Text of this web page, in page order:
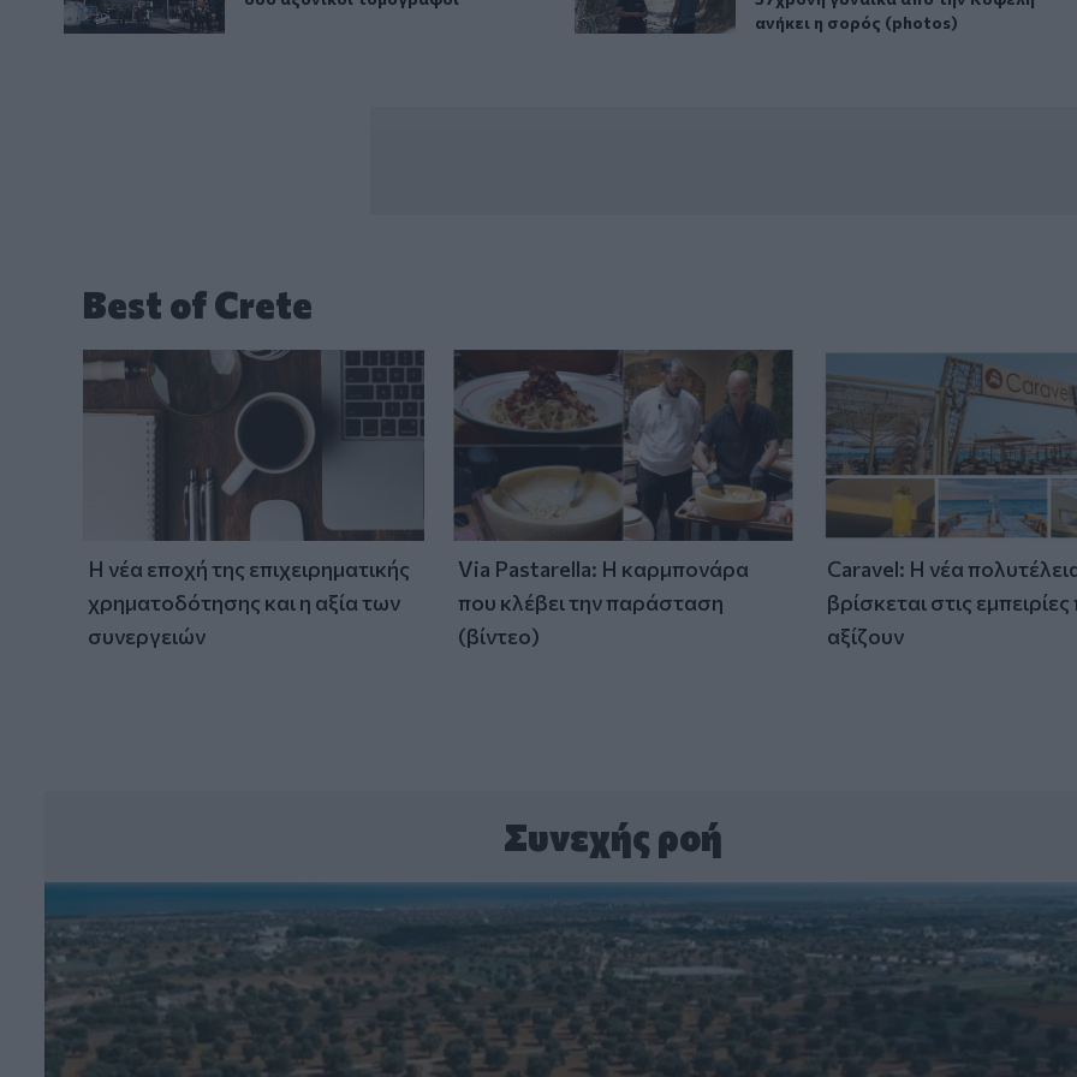
ανήκει η σορός (photos)
Best of Crete
Η νέα εποχή της επιχειρηματικής
χρηματοδότησης και η αξία των
συνεργειών
Via Pastarella: Η καρμπονάρα
που κλέβει την παράσταση
(βίντεο)
Caravel: Η νέα
βρίσκεται στις
αξίζουν
Συνεχής ροή